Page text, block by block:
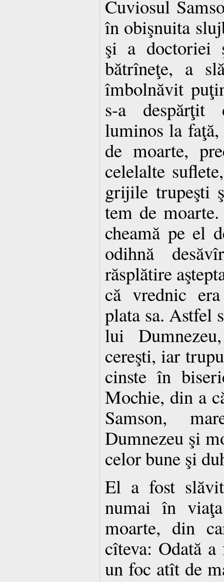
Cuviosul
în obişnuita
şi a doctoriei
bătrîneţe, a
îmbolnăvit
s-a
luminos la
de moarte,
celelalte
grijile trupeşti
tem de
cheamă pe el
odihnă
răsplătire
că vrednic
plata sa. Astfel
lui
cereşti, iar
cinste în
Mochie, din a
Samson,
Dumnezeu şi
celor bune şi
El a fost
numai în
moarte, din
cîteva: Odată
un foc atît de